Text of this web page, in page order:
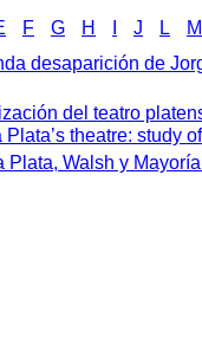
F G H J L M
desaparición de
del teatro
theatre: study
Plata, Walsh y